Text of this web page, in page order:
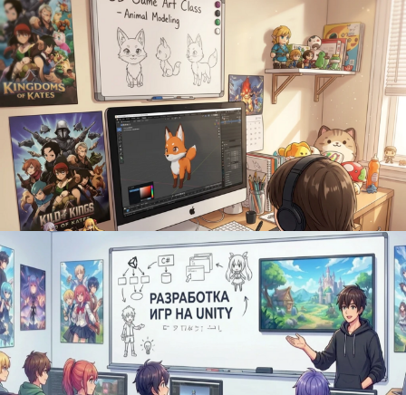
Изучение основ робототехники и физики на
простейших примерах
Робототехника для учащихся младших
классов, начальный уровень (9-12 лет)
Адрес:г. Тюмень, ул. Республики, 142, Технопарк
РАСПИСАНИЕ:
Первая группа: 01.06 — 19.06.2026 с ПН по ПТ 11:00 — 12:30;
Вторая группа: 01.06 — 19.06.2026 с ПН по ПТ 14:00 — 15:30.
Записаться